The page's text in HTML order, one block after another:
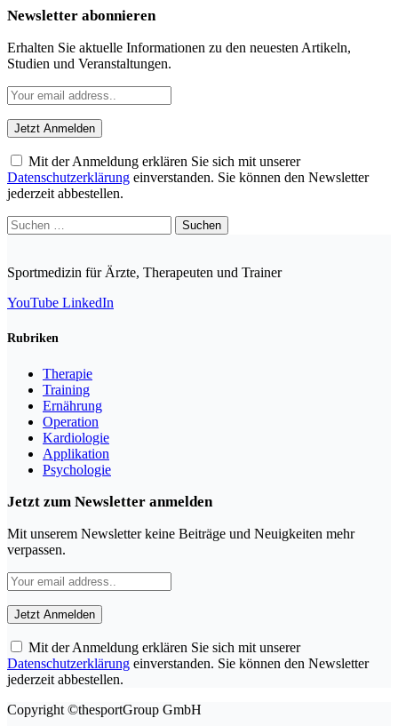
Newsletter abonnieren
Erhalten Sie aktuelle Informationen zu den neuesten Artikeln,
Studien und Veranstaltungen.
Mit der Anmeldung erklären Sie sich mit unserer
Datenschutzerklärung einverstanden. Sie können den Newsletter
jederzeit abbestellen.
Suchen
nach:
Sportmedizin für Ärzte, Therapeuten und Trainer
YouTube LinkedIn
Rubriken
Therapie
Training
Ernährung
Operation
Kardiologie
Applikation
Psychologie
Jetzt zum Newsletter anmelden
Mit unserem Newsletter keine Beiträge und Neuigkeiten mehr
verpassen.
Mit der Anmeldung erklären Sie sich mit unserer
Datenschutzerklärung einverstanden. Sie können den Newsletter
jederzeit abbestellen.
Copyright ©thesportGroup GmbH